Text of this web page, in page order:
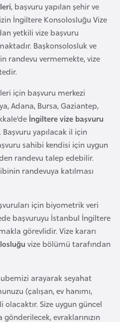
, başvuru yapılan şehir ve
İngiltere Konsolosluğu Vize
yetkili vize başvuru
Başkonsolosluk ve
randevu vermemekte, vize
için başvuru merkezi
Adana, Bursa, Gaziantep,
İngiltere vize başvuru
yapılacak il için
sahibi kendisi için uygun
randevu talep edebilir.
randevuya katılması
için biyometrik veri
başvuruyu İstanbul İngiltere
görevlidir. Vize kararı
vize bölümü tarafından
arayarak seyahat
(çalışan, ev hanımı,
Size uygun güncel
evraklarınızın